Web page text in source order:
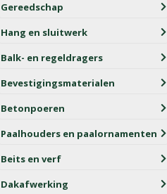
Gereedschap
Hang en sluitwerk
Balk- en regeldragers
Bevestigingsmaterialen
Betonpoeren
Paalhouders en paalornamenten
Beits en verf
Dakafwerking